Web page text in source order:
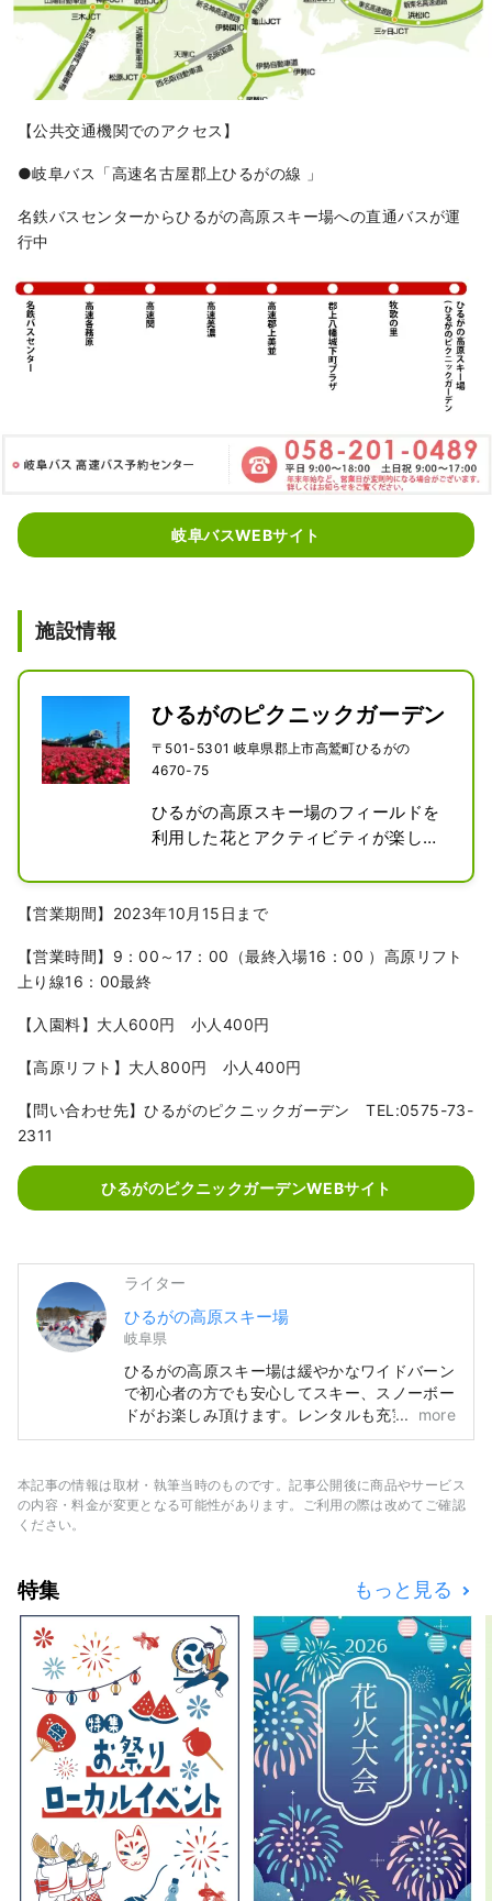
【公共交通機関でのアクセス】
●岐阜バス「高速名古屋郡上ひるがの線 」
名鉄バスセンターからひるがの高原スキー場への直通バスが運
行中
岐阜バスWEBサイト
施設情報
ひるがのピクニックガーデン
〒501-5301 岐阜県郡上市高鷲町ひるがの
4670-75
ひるがの高原スキー場のフィールドを
利用した花とアクティビティが楽しめ
2023年は日本最大級25,000株のベゴ
ニアの他にペチュニア、コキア、ひま
楽しめる。4人乗りリフトでの空中散
施設内ではジップラインアドベンチャ
る。
【営業期間】2023年10月15日まで
【営業時間】9：00～17：00（最終入場16：00 ）高原リフト
上り線16：00最終
【入園料】大人600円 小人400円
【高原リフト】大人800円 小人400円
【問い合わせ先】ひるがのピクニックガーデン TEL:0575-73-
2311
ひるがのピクニックガーデンWEBサイト
ライター
ひるがの高原スキー場
岐阜県
ひるがの高原スキー場は緩やかなワイドバーン
で初心者の方でも安心してスキー、スノーボー
ドがお楽しみ頂けます。レンタルも充実してい
るので手ぶらで来ていただいても大丈夫です。
は雪上をスノーモービルを使いラフティングボ
ートで走行するスノーラフティング体験も行っ
もお楽しみいただけます。飛騨高山や世界遺産
の白川郷へは車で約１時間の立地になります。
more
本記事の情報は取材・執筆当時のものです。記事公開後に商品やサービス
の内容・料金が変更となる可能性があります。ご利用の際は改めてご確認
ください。
特集 もっと見る